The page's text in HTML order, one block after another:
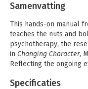
Samenvatting
This hands-on manual
teaches the nuts and
psychotherapy, the
in Changing Character,
Reflecting the ongoing
shows how such proven
Specificaties